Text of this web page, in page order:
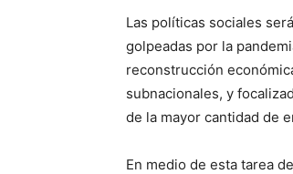
Las políticas sociales
golpeadas por la
reconstrucción
subnacionales, y
de la mayor cantidad de
En medio de esta tarea